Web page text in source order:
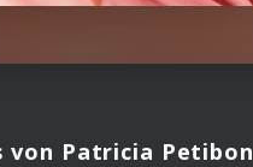
von Patricia Petibon